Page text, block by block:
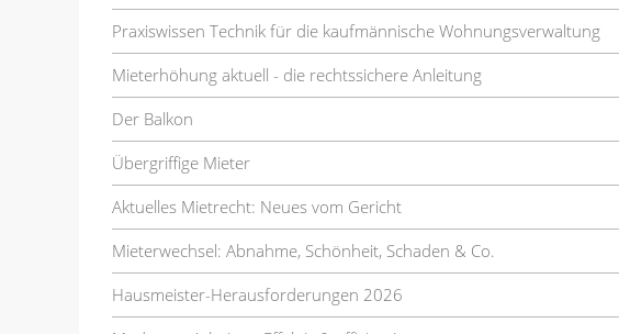
Praxiswissen Technik für die kaufmännische Wohnungsverwaltung
Mieterhöhung aktuell - die rechtssichere Anleitung
Der Balkon
Übergriffige Mieter
Aktuelles Mietrecht: Neues vom Gericht
Mieterwechsel: Abnahme, Schönheit, Schaden & Co.
Hausmeister-Herausforderungen 2026